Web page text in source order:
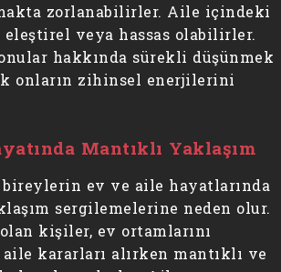
zorlanabilirler. Aile içindeki
veya hassas olabilirler.
hakkında sürekli düşünmek
onların zihinsel enerjilerini
Mantıklı Yaklaşım
bireylerin ev ve aile hayatlarında
sergilemelerine neden olur.
kişiler, ev ortamlarını
kararları alırken mantıklı ve